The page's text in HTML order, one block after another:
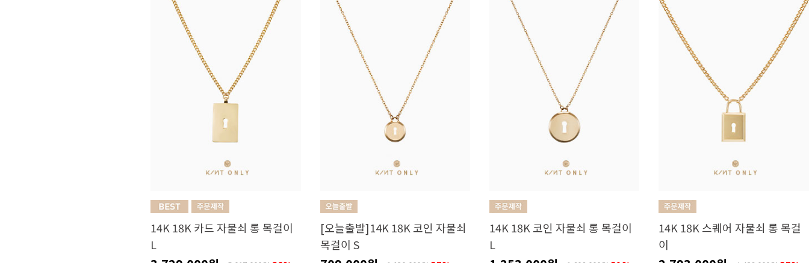
14K 18K 카드 자물쇠 롱 목걸이
L
[오늘출발]14K 18K 코인 자물쇠
목걸이 S
14K 18K 코인 자물쇠 롱 목걸이
L
14K 18K 스퀘어 자물쇠 롱 목걸
이